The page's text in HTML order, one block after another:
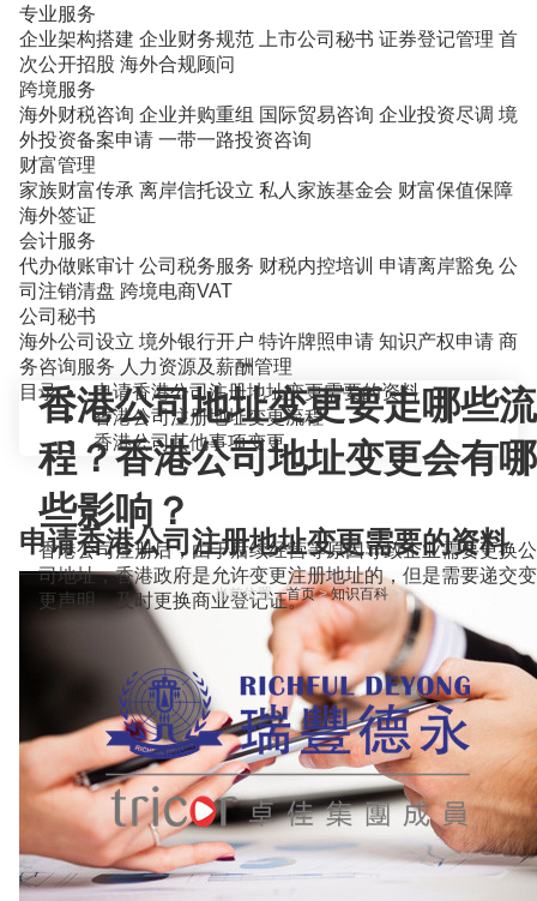
专业服务
企业架构搭建 企业财务规范 上市公司秘书 证券登记管理 首
次公开招股 海外合规顾问
跨境服务
海外财税咨询 企业并购重组 国际贸易咨询 企业投资尽调 境
外投资备案申请 一带一路投资咨询
财富管理
家族财富传承 离岸信托设立 私人家族基金会 财富保值保障
海外签证
会计服务
代办做账审计 公司税务服务 财税内控培训 申请离岸豁免 公
司注销清盘 跨境电商VAT
公司秘书
海外公司设立 境外银行开户 特许牌照申请 知识产权申请 商
务咨询服务 人力资源及薪酬管理
当前位置：首页>知识百科>
香港公司地址变更要走哪些流
程？香港公司地址变更会有哪
些影响？
香港公司注册后，由于后续经营等原因导致企业需要更换公
司地址，香港政府是允许变更注册地址的，但是需要递交变
更声明，及时更换商业登记证。
目录
申请香港公司注册地址变更需要的资料
香港公司注册地址变更流程
香港公司其他事项变更
申请香港公司注册地址变更需要的资料